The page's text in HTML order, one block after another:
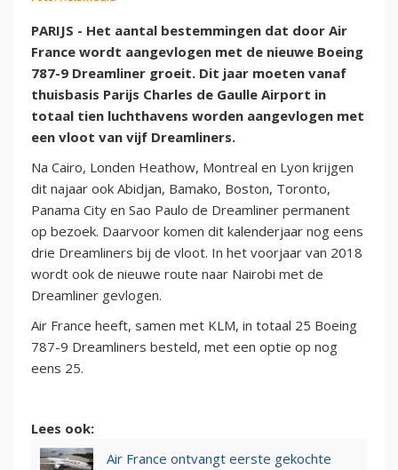
PARIJS - Het aantal bestemmingen dat door Air
France wordt aangevlogen met de nieuwe Boeing
787-9 Dreamliner groeit. Dit jaar moeten vanaf
thuisbasis Parijs Charles de Gaulle Airport in
totaal tien luchthavens worden aangevlogen met
een vloot van vijf Dreamliners.
Na Cairo, Londen Heathow, Montreal en Lyon krijgen
dit najaar ook Abidjan, Bamako, Boston, Toronto,
Panama City en Sao Paulo de Dreamliner permanent
op bezoek. Daarvoor komen dit kalenderjaar nog eens
drie Dreamliners bij de vloot. In het voorjaar van 2018
wordt ook de nieuwe route naar Nairobi met de
Dreamliner gevlogen.
Air France heeft, samen met KLM, in totaal 25 Boeing
787-9 Dreamliners besteld, met een optie op nog
eens 25.
Lees ook:
Air France ontvangt eerste gekochte